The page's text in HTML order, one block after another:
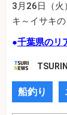
3月26日（火
キ～イサキ
●千葉県のリ
船釣り